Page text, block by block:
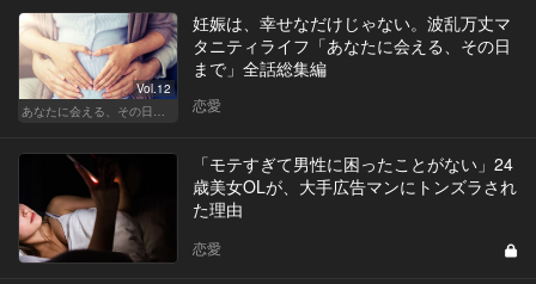
Vol.12
あなたに会える、その日まで
妊娠は、幸せなだけじゃない。波乱万丈マ
タニティライフ「あなたに会える、その日
まで」全話総集編
恋愛
「モテすぎて男性に困ったことがない」24
歳美女OLが、大手広告マンにトンズラされ
た理由
恋愛